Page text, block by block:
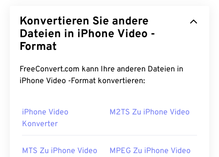
meisten Zuschauer von Online-Videos weltweit
Technologie verwenden, die für die Wiedergabe mit
Adobe Flash Player
F4V-Container komprimiert Multimediadateien mit
einem Codec und ermöglicht die Bereitstellung der
Wie öffnet man eine F4V-Datei?
Auf den meisten Plattformen werden F4V-Dateien
Konvertieren Sie andere
Dateien in iPhone Video -
Format
FreeConvert.com kann Ihre anderen Dateien in
iPhone Video -Format konvertieren:
iPhone Video
Konverter
M2TS Zu iPhone Video
MTS Zu iPhone Video MPEG Zu iPhone Video